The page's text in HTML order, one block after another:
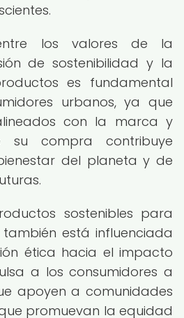
los valores de la
de sostenibilidad y la
es fundamental
urbanos, ya que
con la marca y
su compra contribuye
del planeta y de
sostenibles para
está influenciada
ética hacia el impacto
a los consumidores a
apoyen a comunidades
promuevan la equidad